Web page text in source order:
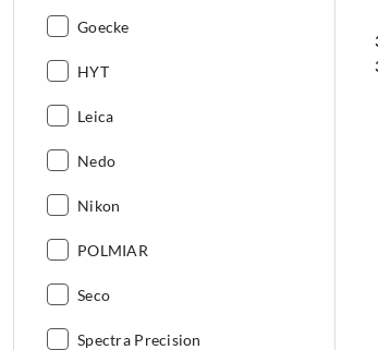
Producent:
Goecke
Producent:
HYT
Producent:
Leica
Producent:
Nedo
Producent:
Nikon
Producent:
POLMIAR
Producent:
Seco
Producent:
Spectra Precision